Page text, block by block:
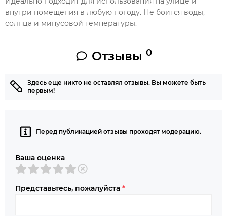
внутри помещения в любую погоду. Не боится воды,
солнца и минусовой температуры.
Отзывы0
Здесь еще никто не оставлял отзывы. Вы можете быть
первым!
Перед публикацией отзывы проходят модерацию.
Ваша оценка
Представьтесь, пожалуйста *